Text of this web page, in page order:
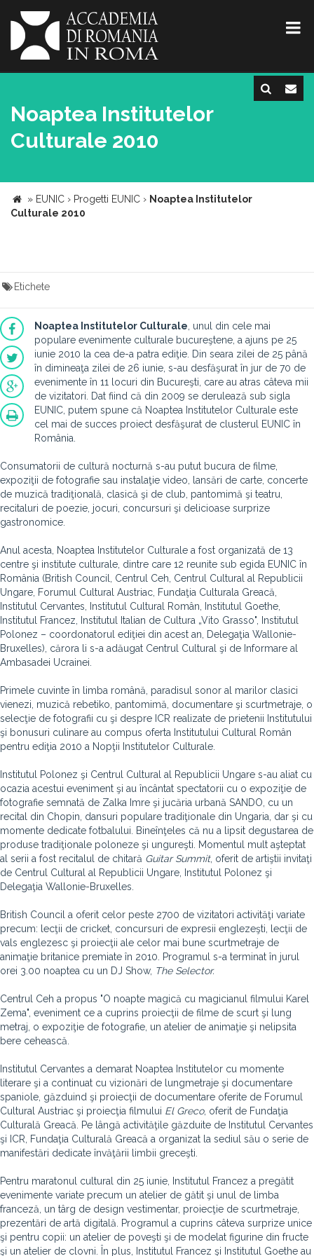
Noaptea Institutelor
Culturale 2010
» EUNIC › Progetti EUNIC › Noaptea Institutelor
Culturale 2010
Etichete
Noaptea Institutelor Culturale , unul din cele mai
populare evenimente culturale bucureştene, a ajuns pe 25
iunie 2010 la cea de-a patra ediţie. Din seara zilei de 25 până
în dimineaţa zilei de 26 iunie, s-au desfăşurat în jur de 70 de
evenimente în 11 locuri din Bucureşti, care au atras câteva mii
de vizitatori. Dat fiind că din 2009 se derulează sub sigla
EUNIC, putem spune că Noaptea Institutelor Culturale este
cel mai de succes proiect desfăşurat de clusterul EUNIC în
România.
Consumatorii de cultură nocturnă s-au putut bucura de filme,
expoziţii de fotografie sau instalaţie video, lansări de carte, concerte
de muzică tradiţională, clasică şi de club, pantomimă şi teatru,
recitaluri de poezie, jocuri, concursuri şi delicioase surprize
gastronomice.
Anul acesta, Noaptea Institutelor Culturale a fost organizată de 13
centre şi institute culturale, dintre care 12 reunite sub egida EUNIC în
România (British Council, Centrul Ceh, Centrul Cultural al Republicii
Ungare, Forumul Cultural Austriac, Fundaţia Culturala Greacă,
Institutul Cervantes, Institutul Cultural Român, Institutul Goethe,
Institutul Francez, Institutul Italian de Cultura „Vito Grasso", Institutul
Polonez – coordonatorul ediţiei din acest an, Delegaţia Wallonie-
Bruxelles), cărora li s-a adăugat Centrul Cultural şi de Informare al
Ambasadei Ucrainei.
Primele cuvinte în limba română, paradisul sonor al marilor clasici
vienezi, muzică rebetiko, pantomimă, documentare şi scurtmetraje, o
selecţie de fotografii cu şi despre ICR realizate de prietenii Institutului
şi bonusuri culinare au compus oferta Institutului Cultural Român
pentru ediţia 2010 a Nopţii Institutelor Culturale.
Institutul Polonez şi Centrul Cultural al Republicii Ungare s-au aliat cu
ocazia acestui eveniment şi au încântat spectatorii cu o expoziţie de
fotografie semnată de Zalka Imre şi jucăria urbană SANDO, cu un
recital din Chopin, dansuri populare tradiţionale din Ungaria, dar şi cu
momente dedicate fotbalului. Bineînţeles că nu a lipsit degustarea de
produse tradiţionale poloneze şi ungureşti. Momentul mult aşteptat
al serii a fost recitalul de chitară Guitar Summit, oferit de artiştii invitaţi
de Centrul Cultural al Republicii Ungare, Institutul Polonez şi
Delegaţia Wallonie-Bruxelles.
British Council a oferit celor peste 2700 de vizitatori activităţi variate
precum: lecţii de cricket, concursuri de expresii englezeşti, lecţii de
vals englezesc şi proiecţii ale celor mai bune scurtmetraje de
animaţie britanice premiate în 2010. Programul s-a terminat în jurul
orei 3.00 noaptea cu un DJ Show, The Selector.
Centrul Ceh a propus "O noapte magică cu magicianul filmului Karel
Zema", eveniment ce a cuprins proiecţii de filme de scurt şi lung
metraj, o expoziţie de fotografie, un atelier de animaţie şi nelipsita
bere cehească.
Institutul Cervantes a demarat Noaptea Institutelor cu momente
literare şi a continuat cu vizionări de lungmetraje şi documentare
spaniole, găzduind şi proiecţii de documentare oferite de Forumul
Cultural Austriac şi proiecţia filmului El Greco, oferit de Fundaţia
Culturală Greacă. Pe lângă activităţile găzduite de Institutul Cervantes
şi ICR, Fundaţia Culturală Greacă a organizat la sediul său o serie de
manifestări dedicate învăţării limbii greceşti.
Pentru maratonul cultural din 25 iunie, Institutul Francez a pregătit
evenimente variate precum un atelier de gătit şi unul de limba
franceză, un târg de design vestimentar, proiecţie de scurtmetraje,
prezentări de artă digitală. Programul a cuprins câteva surprize unice
şi pentru copii: un atelier de poveşti şi de modelat figurine din fructe
şi un atelier de clovni. În plus, Institutul Francez şi Institutul Goethe au